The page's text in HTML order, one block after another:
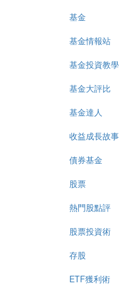
基金
基金情報站
基金投資教學
基金大評比
基金達人
收益成長故事
債券基金
股票
熱門股點評
股票投資術
存股
ETF獲利術